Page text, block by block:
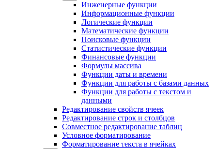
Инженерные функции
Информационные функции
Логические функции
Математические функции
Поисковые функции
Статистические функции
Финансовые функции
Формулы массива
Функции даты и времени
Функции для работы с базами данных
Функции для работы с текстом и
данными
Редактирование свойств ячеек
Редактирование строк и столбцов
Совместное редактирование таблиц
Условное форматирование
Форматирование текста в ячейках